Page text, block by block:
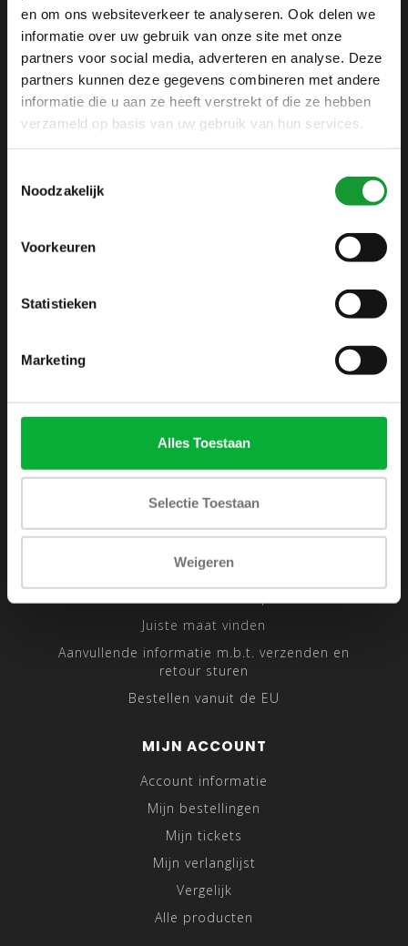
en om ons websiteverkeer te analyseren. Ook delen we
informatie over uw gebruik van onze site met onze
partners voor social media, adverteren en analyse. Deze
partners kunnen deze gegevens combineren met andere
informatie die u aan ze heeft verstrekt of die ze hebben
verzameld op basis van uw gebruik van hun services.
Noodzakelijk
Voorkeuren
Statistieken
Marketing
Alles Toestaan
Selectie Toestaan
Weigeren
1433 DC
+31 6 42 52 32 80
+31 6 42 52 32 80
Disclaimer
Privacy Policy
Sitemap
Traveling Tailor
Juiste maat vinden
Aanvullende informatie m.b.t. verzenden en
retour sturen
Bestellen vanuit de EU
MIJN ACCOUNT
Account informatie
Mijn bestellingen
Mijn tickets
Mijn verlanglijst
Vergelijk
Alle producten